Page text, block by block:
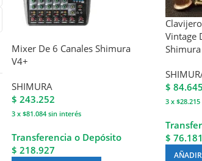
Mixer De 6 Canales Shimura
V4+
SHIMURA
$ 243.252
3 x $81.084 sin interés
Transferencia o Depósito
$ 218.927
Vintage
$ 84.645
3 x $28.215
$ 76.181